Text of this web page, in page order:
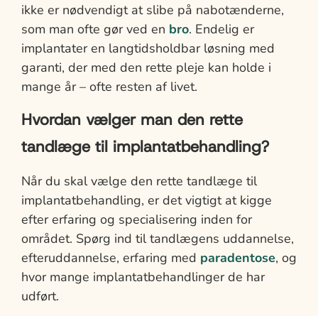
ikke er nødvendigt at slibe på nabotænderne,
som man ofte gør ved en bro. Endelig er
implantater en langtidsholdbar løsning med
garanti, der med den rette pleje kan holde i
mange år – ofte resten af livet.
Hvordan vælger man den rette
tandlæge til implantatbehandling?
Når du skal vælge den rette tandlæge til
implantatbehandling, er det vigtigt at kigge
efter erfaring og specialisering inden for
området. Spørg ind til tandlægens uddannelse,
efteruddannelse, erfaring med paradentose, og
hvor mange implantatbehandlinger de har
udført.